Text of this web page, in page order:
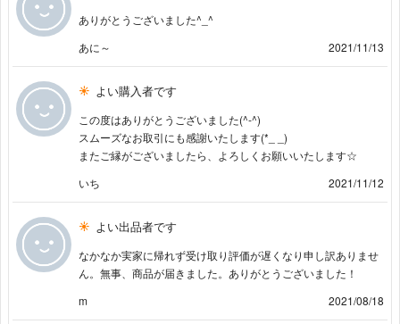
ありがとうございました^_^
あに～
2021/11/13
よい購入者です
この度はありがとうございました(^-^)
スムーズなお取引にも感謝いたします(*_ _)
またご縁がございましたら、よろしくお願いいたします☆
いち
2021/11/12
よい出品者です
なかなか実家に帰れず受け取り評価が遅くなり申し訳ありませ
ん。無事、商品が届きました。ありがとうございました！
m
2021/08/18